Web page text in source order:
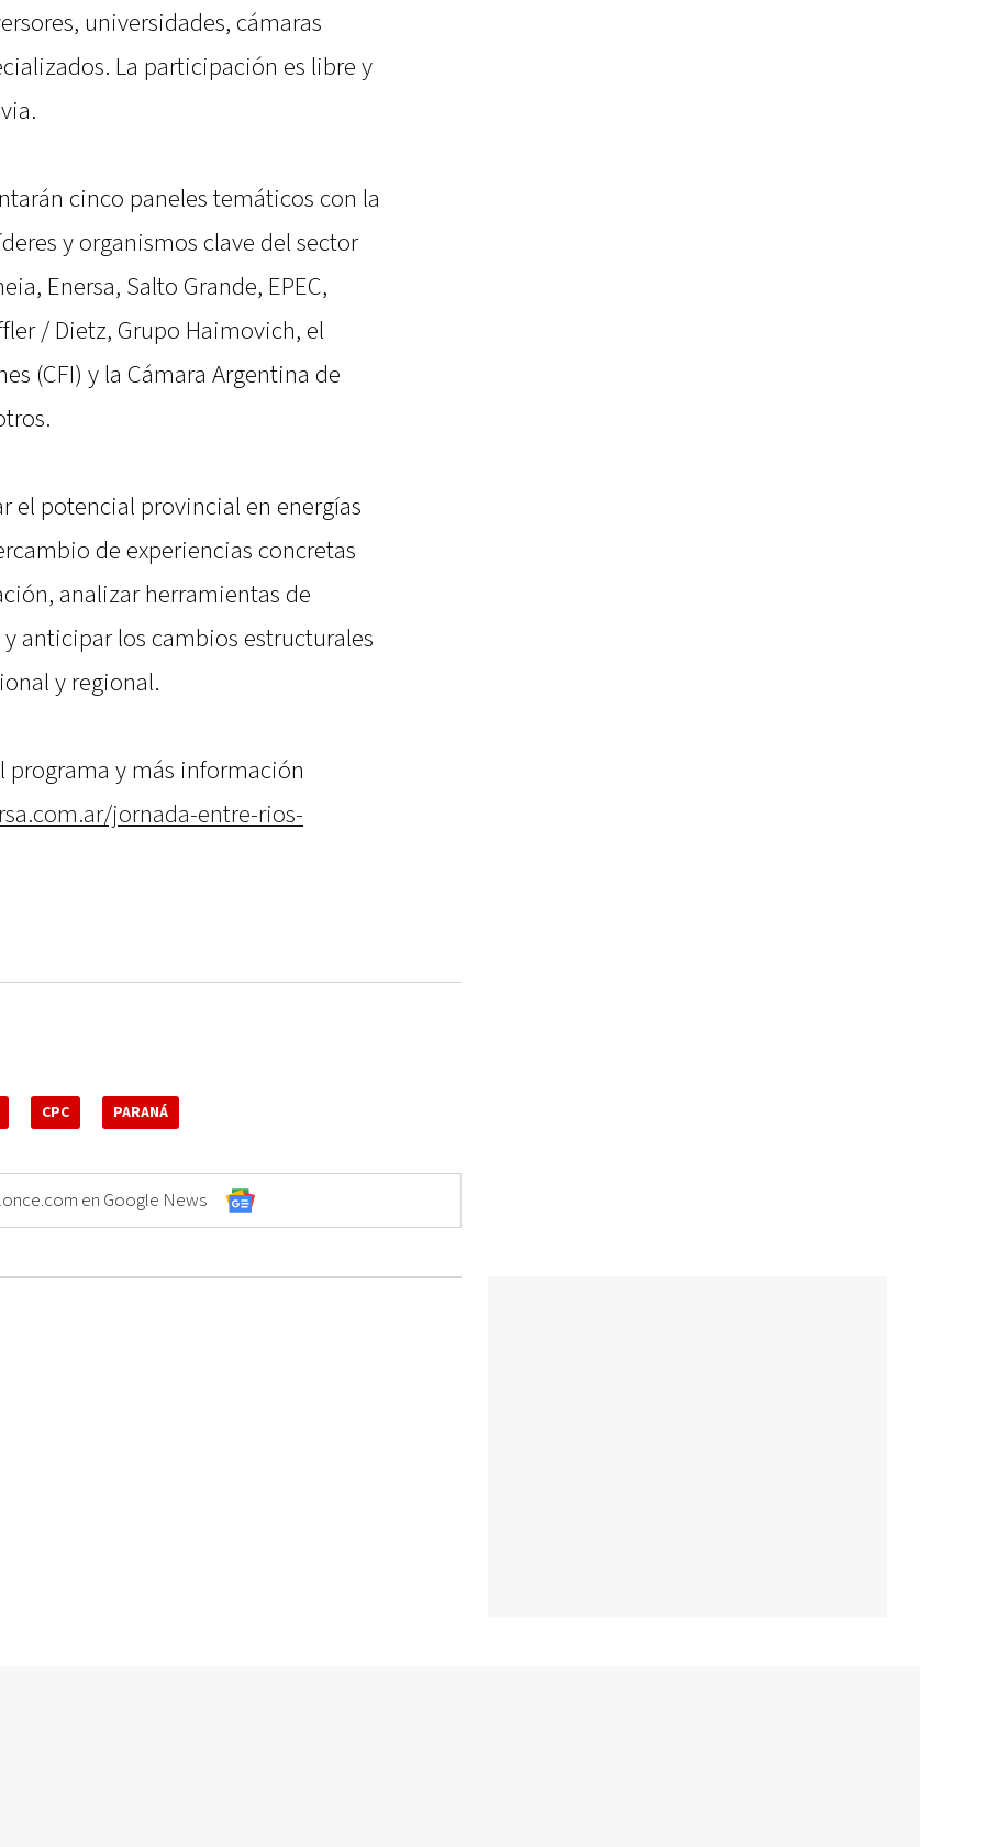
universidades, cámaras
La participación es libre y
cinco paneles temáticos con la
y organismos clave del sector
Enersa, Salto Grande, EPEC,
/ Dietz, Grupo Haimovich, el
(CFI) y la Cámara Argentina de
el potencial provincial en energías
de experiencias concretas
analizar herramientas de
anticipar los cambios estructurales
y regional.
programa y más información
jornada-entre-rios-
CPC PARANÁ
en Google News